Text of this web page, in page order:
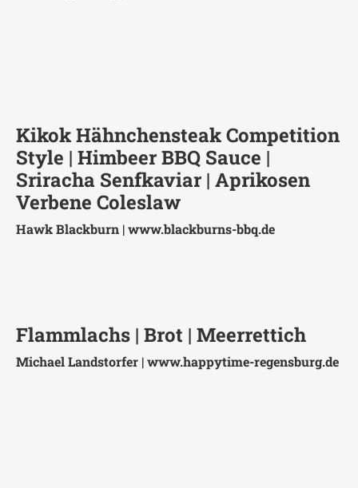
Kikok Hähnchensteak Competition
Style | Himbeer BBQ Sauce |
Sriracha Senfkaviar | Aprikosen
Verbene Coleslaw
Hawk Blackburn |www.blackburns-bbq.de
Flammlachs | Brot | Meerrettich
Michael Landstorfer |www.happytime-regensburg.de